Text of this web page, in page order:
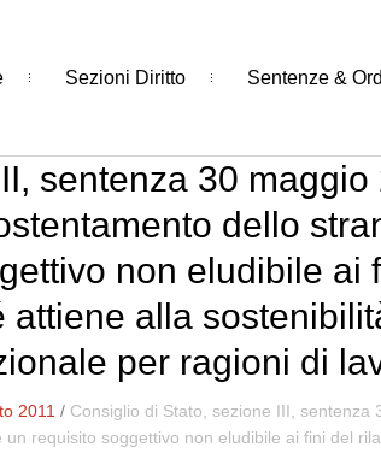
Sezioni Diritto Sentenze &
sentenza 30
dello
non eludibile ai
alla
per ragioni di
2011 / Consiglio di Stato, sezione III,
requisito soggettivo non eludibile ai fini del